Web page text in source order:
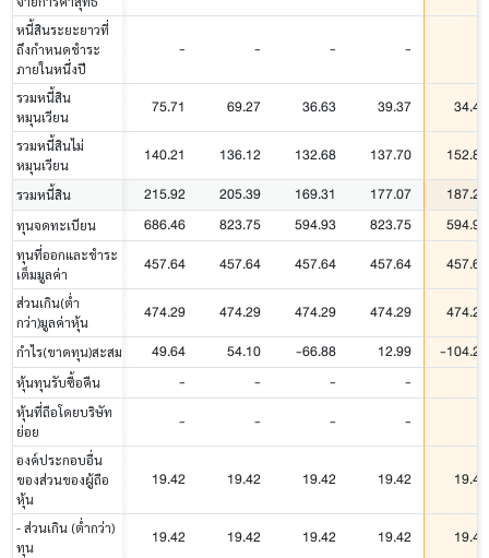
หนี้สินระยะยาวที่
ถึงกำหนดชำระ
ภายในหนึ่งปี
- - - -
รวมหนี้สิน
หมุนเวียน
75.71 69.27 36.63 39.37 34.43
รวมหนี้สินไม่
หมุนเวียน
140.21 136.12 132.68 137.70 152.80
รวมหนี้สิน 215.92 205.39 169.31 177.07 187.23
ทุนจดทะเบียน 686.46 823.75 594.93 823.75 594.93
ทุนที่ออกและชำระ
เต็มมูลค่า
457.64 457.64 457.64 457.64 457.64
ส่วนเกิน(ต่ำ
กว่า)มูลค่าหุ้น
474.29 474.29 474.29 474.29 474.29
กำไร(ขาดทุน)สะสม 49.64 54.10 -66.88 12.99 -104.27
หุ้นทุนรับซื้อคืน - - - -
หุ้นที่ถือโดยบริษัท
ย่อย
- - - -
องค์ประกอบอื่น
ของส่วนของผู้ถือ
หุ้น
19.42 19.42 19.42 19.42 19.42
- ส่วนเกิน (ต่ำกว่า)
ทุน
19.42 19.42 19.42 19.42 19.42